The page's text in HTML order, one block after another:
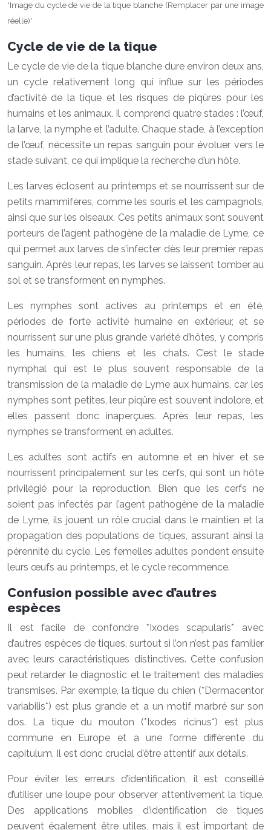
*Image du cycle de vie de la tique blanche (Remplacer par une image
réelle)*
Cycle de vie de la tique
Le cycle de vie de la tique blanche dure environ deux ans,
un cycle relativement long qui influe sur les périodes
d’activité de la tique et les risques de piqûres pour les
humains et les animaux. Il comprend quatre stades : l’œuf,
la larve, la nymphe et l’adulte. Chaque stade, à l’exception
de l’œuf, nécessite un repas sanguin pour évoluer vers le
stade suivant, ce qui implique la recherche d’un hôte.
Les larves éclosent au printemps et se nourrissent sur de
petits mammifères, comme les souris et les campagnols,
ainsi que sur les oiseaux. Ces petits animaux sont souvent
porteurs de l’agent pathogène de la maladie de Lyme, ce
qui permet aux larves de s’infecter dès leur premier repas
sanguin. Après leur repas, les larves se laissent tomber au
sol et se transforment en nymphes.
Les nymphes sont actives au printemps et en été,
périodes de forte activité humaine en extérieur, et se
nourrissent sur une plus grande variété d’hôtes, y compris
les humains, les chiens et les chats. C’est le stade
nymphal qui est le plus souvent responsable de la
transmission de la maladie de Lyme aux humains, car les
nymphes sont petites, leur piqûre est souvent indolore, et
elles passent donc inaperçues. Après leur repas, les
nymphes se transforment en adultes.
Les adultes sont actifs en automne et en hiver et se
nourrissent principalement sur les cerfs, qui sont un hôte
privilégié pour la reproduction. Bien que les cerfs ne
soient pas infectés par l’agent pathogène de la maladie
de Lyme, ils jouent un rôle crucial dans le maintien et la
propagation des populations de tiques, assurant ainsi la
pérennité du cycle. Les femelles adultes pondent ensuite
leurs œufs au printemps, et le cycle recommence.
Confusion possible avec d’autres
espèces
Il est facile de confondre *Ixodes scapularis* avec
d’autres espèces de tiques, surtout si l’on n’est pas familier
avec leurs caractéristiques distinctives. Cette confusion
peut retarder le diagnostic et le traitement des maladies
transmises. Par exemple, la tique du chien (*Dermacentor
variabilis*) est plus grande et a un motif marbré sur son
dos. La tique du mouton (*Ixodes ricinus*) est plus
commune en Europe et a une forme différente du
capitulum. Il est donc crucial d’être attentif aux détails.
Pour éviter les erreurs d’identification, il est conseillé
d’utiliser une loupe pour observer attentivement la tique.
Des applications mobiles d’identification de tiques
peuvent également être utiles, mais il est important de